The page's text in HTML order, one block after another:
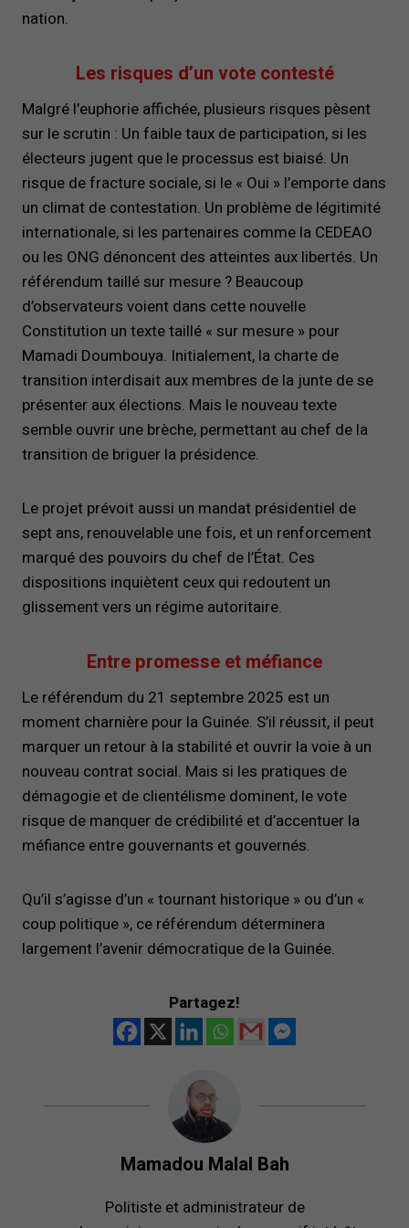
nation.
Les risques d’un vote contesté
Malgré l’euphorie affichée, plusieurs risques pèsent
sur le scrutin : Un faible taux de participation, si les
électeurs jugent que le processus est biaisé. Un
risque de fracture sociale, si le « Oui » l’emporte dans
un climat de contestation. Un problème de légitimité
internationale, si les partenaires comme la CEDEAO
ou les ONG dénoncent des atteintes aux libertés. Un
référendum taillé sur mesure ? Beaucoup
d’observateurs voient dans cette nouvelle
Constitution un texte taillé « sur mesure » pour
Mamadi Doumbouya. Initialement, la charte de
transition interdisait aux membres de la junte de se
présenter aux élections. Mais le nouveau texte
semble ouvrir une brèche, permettant au chef de la
transition de briguer la présidence.
Le projet prévoit aussi un mandat présidentiel de
sept ans, renouvelable une fois, et un renforcement
marqué des pouvoirs du chef de l’État. Ces
dispositions inquiètent ceux qui redoutent un
glissement vers un régime autoritaire.
Entre promesse et méfiance
Le référendum du 21 septembre 2025 est un
moment charnière pour la Guinée. S’il réussit, il peut
marquer un retour à la stabilité et ouvrir la voie à un
nouveau contrat social. Mais si les pratiques de
démagogie et de clientélisme dominent, le vote
risque de manquer de crédibilité et d’accentuer la
méfiance entre gouvernants et gouvernés.
Qu’il s’agisse d’un « tournant historique » ou d’un «
coup politique », ce référendum déterminera
largement l’avenir démocratique de la Guinée.
Partagez!
Mamadou Malal Bah
Politiste et administrateur de